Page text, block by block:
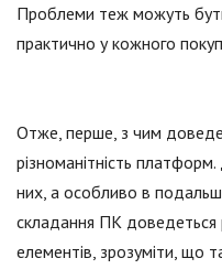
Проблеми теж можуть
практично у кожного
Отже, перше, з чим
різноманітність
них, а особливо в
складання ПК
елементів, зрозуміти, що